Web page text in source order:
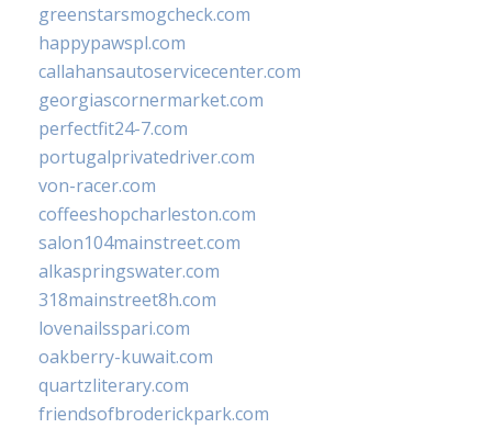
greenstarsmogcheck.com
happypawspl.com
callahansautoservicecenter.com
georgiascornermarket.com
perfectfit24-7.com
portugalprivatedriver.com
von-racer.com
coffeeshopcharleston.com
salon104mainstreet.com
alkaspringswater.com
318mainstreet8h.com
lovenailsspari.com
oakberry-kuwait.com
quartzliterary.com
friendsofbroderickpark.com